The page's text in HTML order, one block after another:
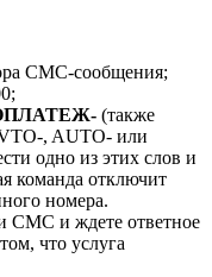
СМС-сообщения;
(также
, AUTO- или
одно из этих слов и
команда отключит
номера.
СМС и ждете ответное
что услуга